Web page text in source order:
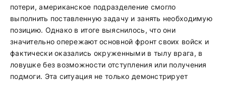
потери, американское подразделение смогло
выполнить поставленную задачу и занять необходимую
позицию. Однако в итоге выяснилось, что они
значительно опережают основной фронт своих войск и
фактически оказались окруженными в тылу врага, в
ловушке без возможности отступления или получения
подмоги. Эта ситуация не только демонстрирует